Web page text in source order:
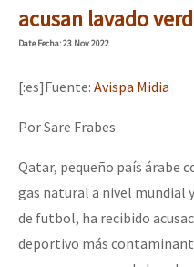
acusan lavado
DateFecha: 23 Nov 2022
[:es]Fuente: Avispa Midia
Por Sare Frabes
Qatar, pequeño país árabe
gas natural a nivel mundial
de futbol, ha recibido
deportivo más